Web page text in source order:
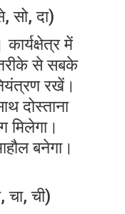
सो, दा)
में
से सबके
रखें।
दोस्ताना
मिलेगा।
बनेगा।
चा, ची)